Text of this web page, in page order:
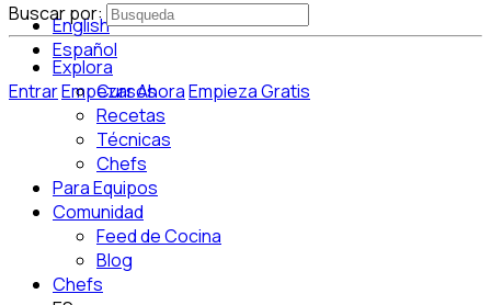
English
Español
EntrarEmpezar AhoraEmpieza Gratis
Buscar por:
Explora
Cursos
Recetas
Técnicas
Chefs
Para Equipos
Comunidad
Feed de Cocina
Blog
Chefs